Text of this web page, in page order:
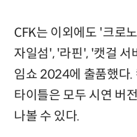
CFK는 이외에도 '크로
자일섬', '라핀', '캣걸 서
임쇼 2024에 출품했다.
타이틀은 모두 시연 버
나볼 수 있다.